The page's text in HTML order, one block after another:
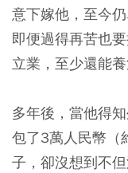
意下嫁他，至今
即便過得再苦也
立業，至少還能養
多年後，當他得
包了3萬人民幣（
子，卻沒想到不